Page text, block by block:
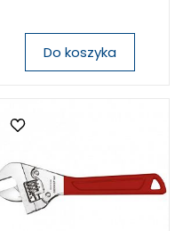
Do koszyka